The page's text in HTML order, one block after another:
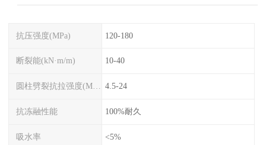
抗压强度(MPa) 120-180
断裂能(kN·m/m) 10-40
圆柱劈裂抗拉强度(MPa) 4.5-24
抗冻融性能 100%耐久
吸水率 <5%